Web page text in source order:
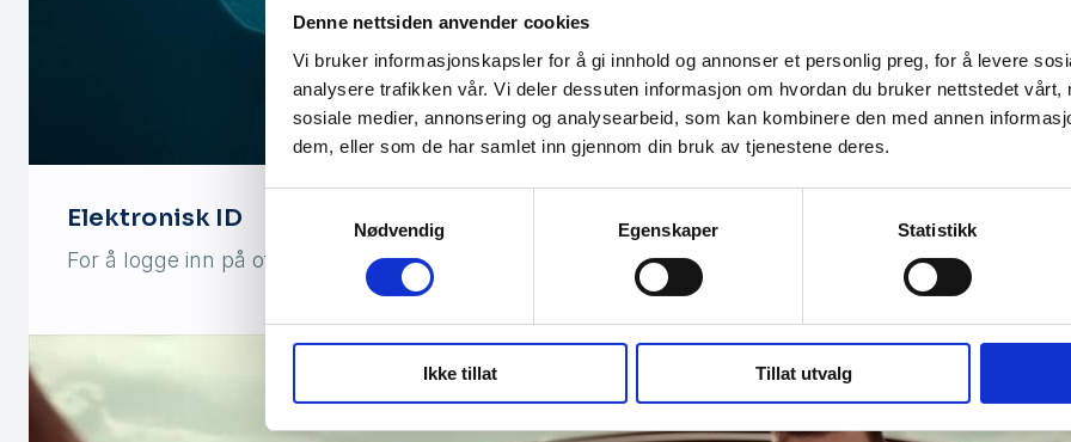
Denne nettsiden anvender cookies
Vi bruker informasjonskapsler for å gi innhold og annonser et personlig preg, for å levere
analysere trafikken vår. Vi deler dessuten informasjon om hvordan du bruker nettstedet vårt,
sosiale medier, annonsering og analysearbeid, som kan kombinere den med annen
dem, eller som de har samlet inn gjennom din bruk av tjenestene deres.
Nødvendig
Egenskaper Statistikk
Ikke tillat Tillat utvalg
Elektronisk ID
For å logge inn på offentlige tjenester eller banktjenester holder det ikke med kun brukernavn og